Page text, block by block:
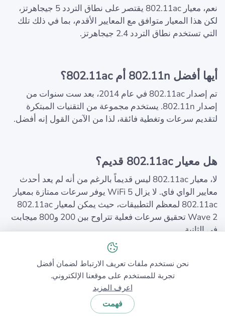
نعم، معيار 802.11ac يقتصر على نطاق التردد 5 جيجاهرتز،
لكن هذا المعيار متوافق مع المعايير الأقدم، بما في ذلك تلك
التي تستخدم نطاق التردد 2.4 جيجاهرتز.
أيها أفضل 802.11n أم 802.11ac؟
تم إصدار 802.11ac في عام 2014، بعد ست سنوات من
إصدار 802.11n. يستخدم مجموعة من التقنيات المبتكرة
لتقديم سرعات وتغطية فائقة، لذا من الآمن القول إنه أفضل.
هل معيار 802.11ac قديم؟
لا، معيار 802.11ac ليس قديماً بالرغم من أنه لم يعد أحدث
معايير الواي فاي. لا يزال WiFi 5 يوفر سرعات ممتازة بمعيار
802.11ac لمعظم التطبيقات، حيث يمكن لمعيار 802.11ac
Wave 2 تحقيق سرعات فعلية تتراوح بين 200 و800 ميجابت
في الثانية.
ما هو مهم أيضاً أن معظم الأجهزة التي نستخدمها جميعاً
(الحواسيب، الهواتف الذكية، الأجهزة اللوحية، الأجهزة المنزلية
الذكية والأدوات الكهربائية) لا تزال تدعم فقط معيار
و802.11be) يقتصر عادة على خطوط الإنتاج عالية الجودة
نحن نستخدم ملفات تعريف الارتباط لضمان أفضل
تجربة للمستخدم على موقعنا الإلكتروني.
اعرف المزيد
فهمت